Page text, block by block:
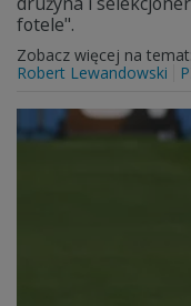
fotele".
Zobacz więcej na temat:
Robert Lewandowski